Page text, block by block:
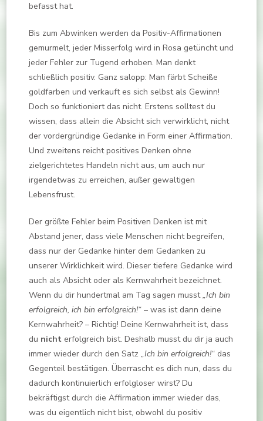
befasst hat.
Bis zum Abwinken werden da Positiv-Affirmationen
gemurmelt, jeder Misserfolg wird in Rosa getüncht und
jeder Fehler zur Tugend erhoben. Man denkt
schließlich positiv. Ganz salopp: Man färbt Scheiße
goldfarben und verkauft es sich selbst als Gewinn!
Doch so funktioniert das nicht. Erstens solltest du
wissen, dass allein die Absicht sich verwirklicht, nicht
der vordergründige Gedanke in Form einer Affirmation.
Und zweitens reicht positives Denken ohne
zielgerichtetes Handeln nicht aus, um auch nur
irgendetwas zu erreichen, außer gewaltigen
Lebensfrust.
Der größte Fehler beim Positiven Denken ist mit
Abstand jener, dass viele Menschen nicht begreifen,
dass nur der Gedanke hinter dem Gedanken zu
unserer Wirklichkeit wird. Dieser tiefere Gedanke wird
auch als Absicht oder als Kernwahrheit bezeichnet.
Wenn du dir hundertmal am Tag sagen musst„Ich bin
erfolgreich, ich bin erfolgreich!“ – was ist dann deine
Kernwahrheit? – Richtig! Deine Kernwahrheit ist, dass
du nicht erfolgreich bist. Deshalb musst du dir ja auch
immer wieder durch den Satz „Ich bin erfolgreich!“ das
Gegenteil bestätigen. Überrascht es dich nun, dass du
dadurch kontinuierlich erfolgloser wirst? Du
bekräftigst durch die Affirmation immer wieder das,
was du eigentlich nicht bist, obwohl du positiv